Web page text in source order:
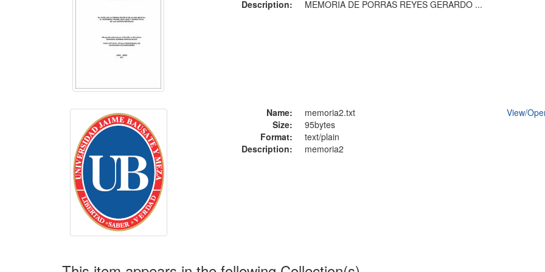
Description: MEMORIA DE PORRAS REYES GERARDO ...
Name:
memoria2.txt
Size:
95bytes
Format:
text/plain
Description:
memoria2
View/